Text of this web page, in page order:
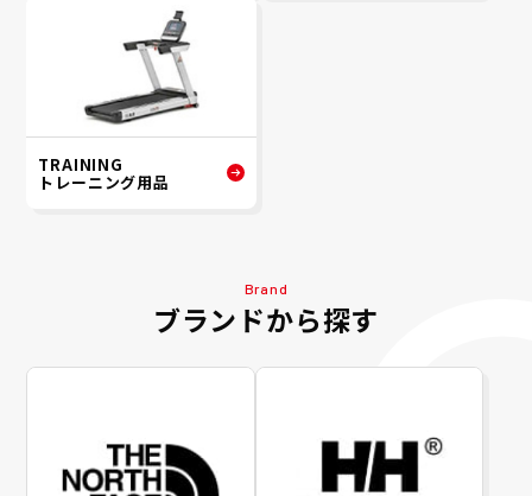
TRAINING
トレーニング用品
Brand
ブランドから探す